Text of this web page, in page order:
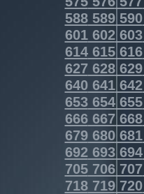
588589590
601602603
614615616
627628629
640641642
653654655
666667668
679680681
692693694
705706707
718719720